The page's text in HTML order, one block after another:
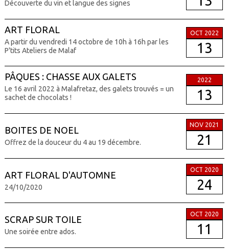
Découverte du vin et langue des signes
ART FLORAL
A partir du vendredi 14 octobre de 10h à 16h par les
P'tits Ateliers de Malaf
OCT 2022
13
PÂQUES : CHASSE AUX GALETS
Le 16 avril 2022 à Malafretaz, des galets trouvés = un
sachet de chocolats !
2022
13
BOITES DE NOEL
Offrez de la douceur du 4 au 19 décembre.
NOV 2021
21
ART FLORAL D'AUTOMNE
24/10/2020
OCT 2020
24
SCRAP SUR TOILE
Une soirée entre ados.
OCT 2020
11